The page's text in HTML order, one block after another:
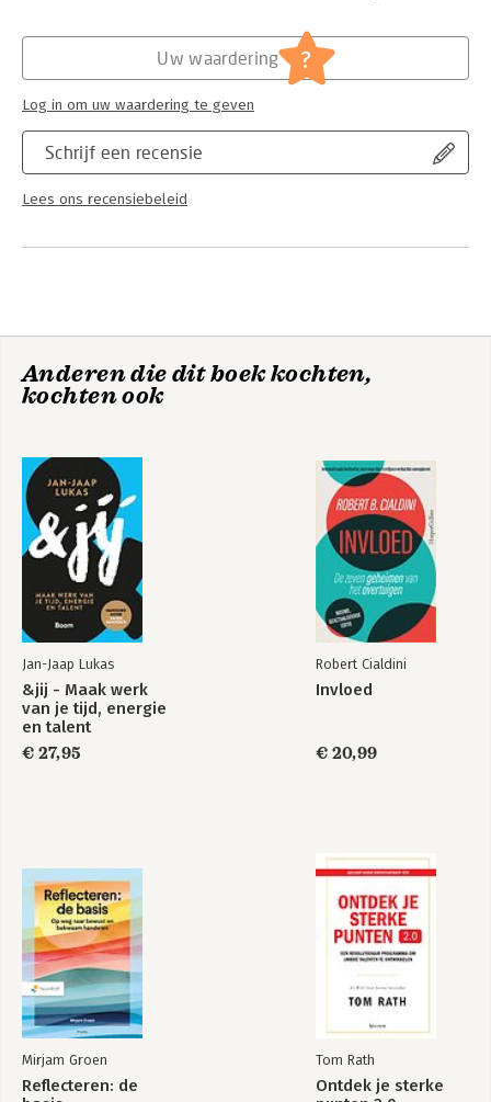
Persoonlijke effectiviteit
Schrijf een recensie
Lees ons recensiebeleid
Uw waardering ?
Log in om uw waardering te geven
Anderen die dit boek kochten,
kochten ook
Jan-Jaap Lukas
&jij - Maak werk
van je tijd, energie
en talent
€ 27,95
Robert Cialdini
Invloed
€ 20,99
Mirjam Groen
Reflecteren: de
Tom Rath
Ontdek je sterke